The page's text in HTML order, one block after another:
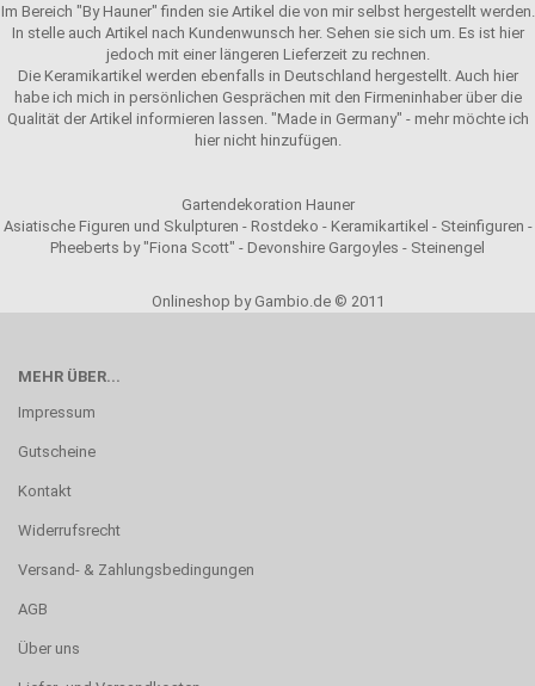
Im Bereich "By Hauner" finden sie Artikel die von mir selbst hergestellt werden.
In stelle auch Artikel nach Kundenwunsch her. Sehen sie sich um. Es ist hier
jedoch mit einer längeren Lieferzeit zu rechnen.
Die Keramikartikel werden ebenfalls in Deutschland hergestellt. Auch hier
habe ich mich in persönlichen Gesprächen mit den Firmeninhaber über die
Qualität der Artikel informieren lassen. "Made in Germany" - mehr möchte ich
hier nicht hinzufügen.
Gartendekoration Hauner
Asiatische Figuren und Skulpturen - Rostdeko - Keramikartikel - Steinfiguren -
Pheeberts by "Fiona Scott" - Devonshire Gargoyles - Steinengel
Onlineshop by Gambio.de © 2011
MEHR ÜBER...
Impressum
Gutscheine
Kontakt
Widerrufsrecht
Versand- & Zahlungsbedingungen
AGB
Über uns